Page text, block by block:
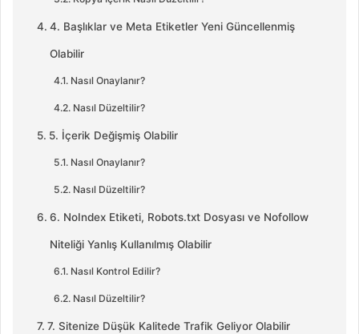
4. Başlıklar ve Meta Etiketler Yeni Güncellenmiş
Olabilir
Nasıl Onaylanır?
Nasıl Düzeltilir?
5. İçerik Değişmiş Olabilir
Nasıl Onaylanır?
Nasıl Düzeltilir?
6. NoIndex Etiketi, Robots.txt Dosyası ve Nofollow
Niteliği Yanlış Kullanılmış Olabilir
Nasıl Kontrol Edilir?
Nasıl Düzeltilir?
7. Sitenize Düşük Kalitede Trafik Geliyor Olabilir